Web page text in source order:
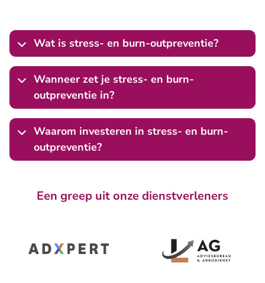
Wat is stress- en burn-outpreventie?
Wanneer zet je stress- en burn-
outpreventie in?
Waarom investeren in stress- en burn-
outpreventie?
Een greep uit onze dienstverleners